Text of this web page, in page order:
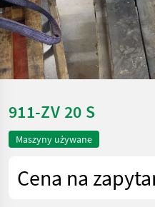
911-ZV 20 S
Maszyny używane
Cena na